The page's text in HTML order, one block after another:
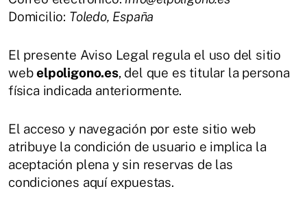
Domicilio: Toledo, España
El presente Aviso Legal regula el uso del sitio
webelpoligono.es, del que es titular la persona
física indicada anteriormente.
El acceso y navegación por este sitio web
atribuye la condición de usuario e implica la
aceptación plena y sin reservas de las
condiciones aquí expuestas.